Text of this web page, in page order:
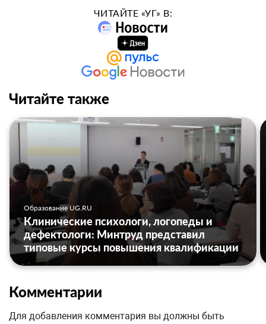
ЧИТАЙТЕ «УГ» В:
Читайте также
Образование UG.RU
Клинические психологи, логопеды и
дефектологи: Минтруд представил
типовые курсы повышения квалификации
Комментарии
Для добавления комментария вы должны быть